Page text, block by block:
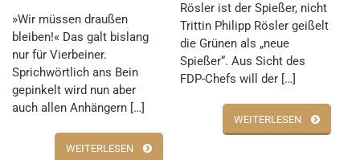
»Wir müssen draußen
bleiben!« Das galt bislang
nur für Vierbeiner.
Sprichwörtlich ans Bein
gepinkelt wird nun aber
auch allen Anhängern […]
WEITERLESEN
Rösler ist der Spießer, nicht
Trittin Philipp Rösler geißelt
die Grünen als „neue
Spießer“. Aus Sicht des
FDP-Chefs will der […]
WEITERLESEN